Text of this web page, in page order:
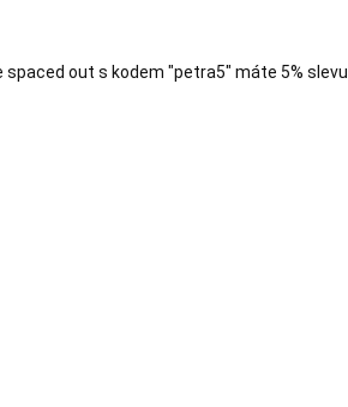
out s kodem "petra5" máte 5% slevu